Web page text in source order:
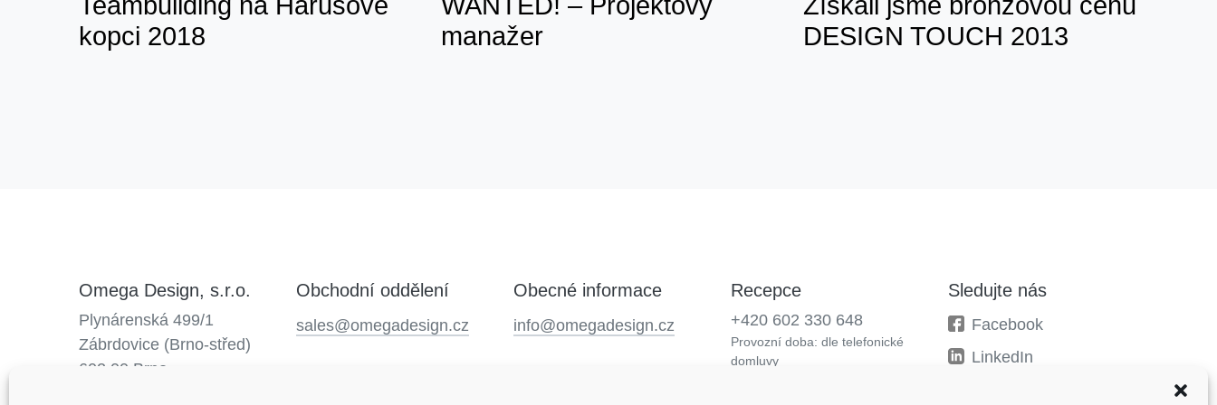
kopci 2018
manažer
DESIGN TOUCH 2013
Omega Design, s.r.o.
Plynárenská 499/1
Zábrdovice (Brno-střed)
602 00 Brno
Obchodní oddělení
sales@omegadesign.cz
Obecné informace
info@omegadesign.cz
Recepce
+420 602 330 648
Provozní doba: dle telefonické
domluvy
Sledujte nás
Facebook
LinkedIn